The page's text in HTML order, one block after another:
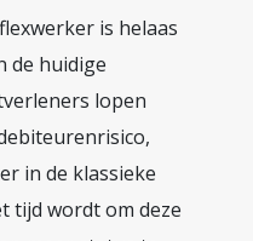
is helaas
de huidige
lopen
in de klassieke
tijd wordt om deze